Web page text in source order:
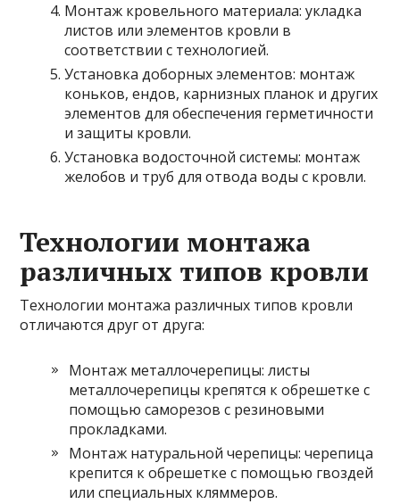
Монтаж кровельного материала: укладка
листов или элементов кровли в
соответствии с технологией.
Установка доборных элементов: монтаж
коньков, ендов, карнизных планок и других
элементов для обеспечения герметичности
и защиты кровли.
Установка водосточной системы: монтаж
желобов и труб для отвода воды с кровли.
Технологии монтажа
различных типов кровли
Технологии монтажа различных типов кровли
отличаются друг от друга:
Монтаж металлочерепицы: листы
металлочерепицы крепятся к обрешетке с
помощью саморезов с резиновыми
прокладками.
Монтаж натуральной черепицы: черепица
крепится к обрешетке с помощью гвоздей
или специальных кляммеров.